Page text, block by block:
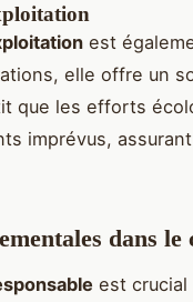
est
elle offre un
que les efforts
imprévus,
dans le
est crucial